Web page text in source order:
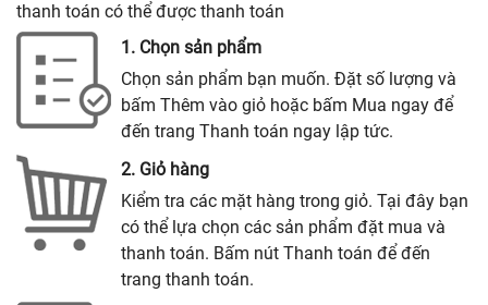
thanh toán có thể được thanh toán
1. Chọn sản phẩm
Chọn sản phẩm bạn muốn. Đặt số lượng và
bấm Thêm vào giỏ hoặc bấm Mua ngay để
đến trang Thanh toán ngay lập tức.
2. Giỏ hàng
Kiểm tra các mặt hàng trong giỏ. Tại đây bạn
có thể lựa chọn các sản phẩm đặt mua và
thanh toán. Bấm nút Thanh toán để đến
trang thanh toán.